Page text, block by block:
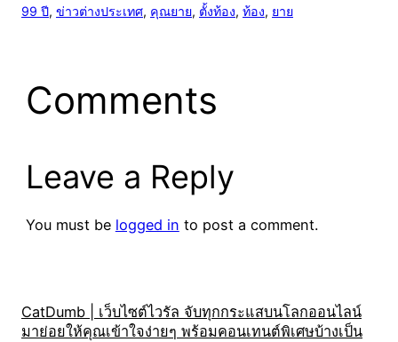
99 ปี, ข่าวต่างประเทศ, คุณยาย, ตั้งท้อง, ท้อง, ยาย
Comments
Leave a Reply
You must be logged in to post a comment.
CatDumb | เว็บไซต์ไวรัล จับทุกกระแสบนโลกออนไลน์
มาย่อยให้คุณเข้าใจง่ายๆ พร้อมคอนเทนต์พิเศษบ้างเป็น